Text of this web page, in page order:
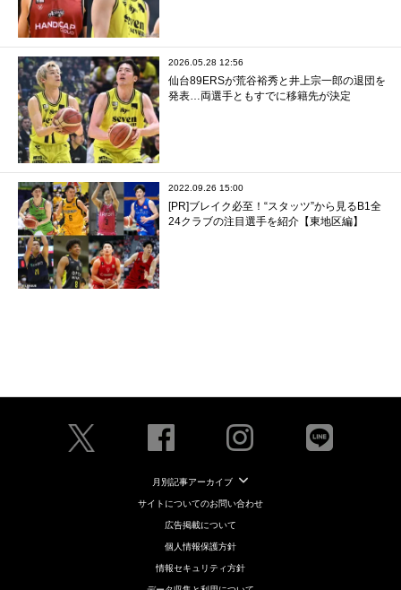
2026.05.28 12:56
仙台89ERSが荒谷裕秀と井上宗一郎の退団を
発表…両選手ともすでに移籍先が決定
2022.09.26 15:00
[PR]ブレイク必至！“スタッツ”から見るB1全
24クラブの注目選手を紹介【東地区編】
月別記事アーカイブ
サイトについてのお問い合わせ
広告掲載について
個人情報保護方針
情報セキュリティ方針